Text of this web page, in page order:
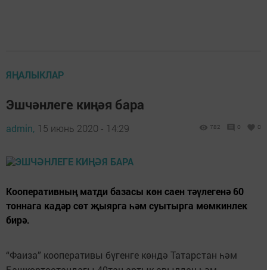
ЯҢАЛЫКЛАР
Эшчәнлеге киңәя бара
admin, 15 июнь 2020 - 14:29 782 0 0
Кооперативның матди базасы көн саен тәүлегенә 60
тоннага кадәр сөт җыярга һәм суытырга мөмкинлек
бирә.
“Фаиза” кооперативы бүгенге көндә Татарстан һәм